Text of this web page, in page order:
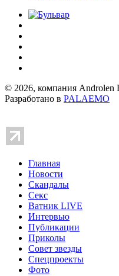
© 2026, компания
Разработано в PALAEMO
Главная
Новости
Скандалы
Секс
Ватник LIVE
Интервью
Публикации
Приколы
Совет звезды
Спецпроекты
Фото